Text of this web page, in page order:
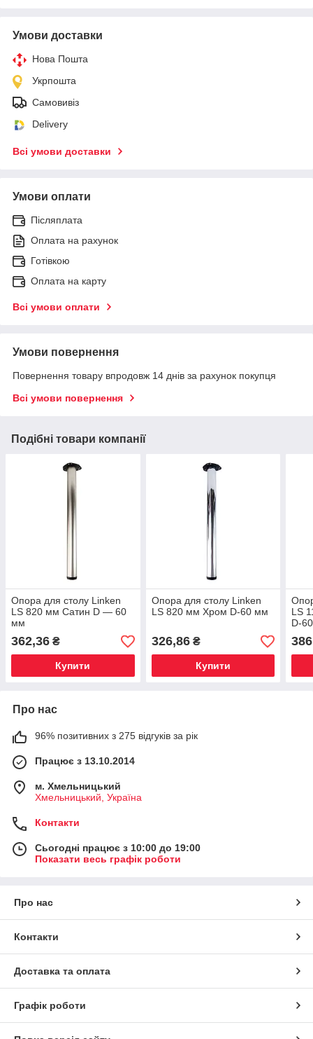
Умови доставки
Нова Пошта
Укрпошта
Самовивіз
Delivery
Всі умови доставки
Умови оплати
Післяплата
Оплата на рахунок
Готівкою
Оплата на карту
Всі умови оплати
Умови повернення
Повернення товару впродовж 14 днів за рахунок покупця
Всі умови повернення
Подібні товари компанії
Опора для столу Linken
LS 820 мм Сатин D — 60
мм
362,36 ₴
Купити
Опора для столу Linken
LS 820 мм Хром D-60 мм
326,86₴
Купити
LS
D-
Про нас
96% позитивних з 275 відгуків за рік
Працює з 13.10.2014
м. Хмельницький
Хмельницький, Україна
Контакти
Сьогодні працює з 10:00 до 19:00
Показати весь графік роботи
Про нас
Контакти
Доставка та оплата
Графік роботи